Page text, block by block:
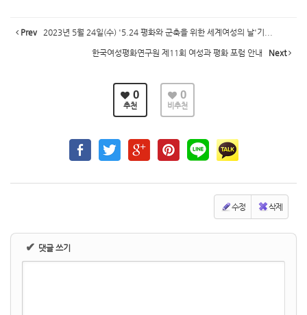
Prev 2023년 5월 24일(수) '5.24 평화와 군축을 위한 세계여성의 날'기...
한국여성평화연구원 제11회 여성과 평화 포럼 안내 Next
0
추천
0
비추천
수정 삭제
✔ 댓글 쓰기